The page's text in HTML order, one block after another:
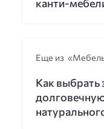
канти-
Еще из «Мебель
Как выбрать